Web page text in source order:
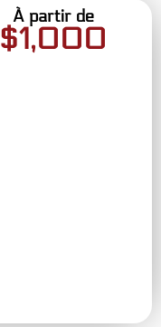
À partir de
$1,000